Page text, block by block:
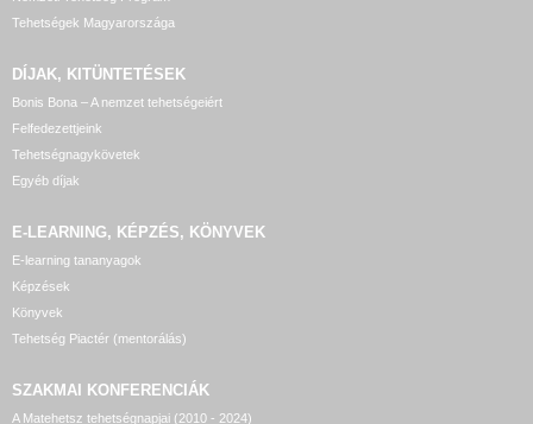
Tehetségek Magyarországa
DÍJAK, KITÜNTETÉSEK
Bonis Bona – A nemzet tehetségeiért
Felfedezettjeink
Tehetségnagykövetek
Egyéb díjak
E-LEARNING, KÉPZÉS, KÖNYVEK
E-learning tananyagok
Képzések
Könyvek
Tehetség Piactér (mentorálás)
SZAKMAI KONFERENCIÁK
A Matehetsz tehetségnapjai (2010 - 2024)